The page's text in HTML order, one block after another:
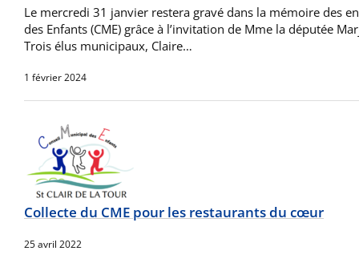
Le mercredi 31 janvier restera gravé dans la mémoire des
des Enfants (CME) grâce à l’invitation de Mme la députée
Trois élus municipaux, Claire…
1 février 2024
Collecte du CME pour les restaurants du cœur
25 avril 2022